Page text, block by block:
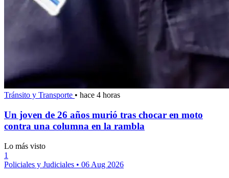
Tránsito y Transporte • hace 4 horas
Un joven de 26 años murió tras chocar en moto
contra una columna en la rambla
Lo más visto
1
Policiales y Judiciales • 06 Aug 2026